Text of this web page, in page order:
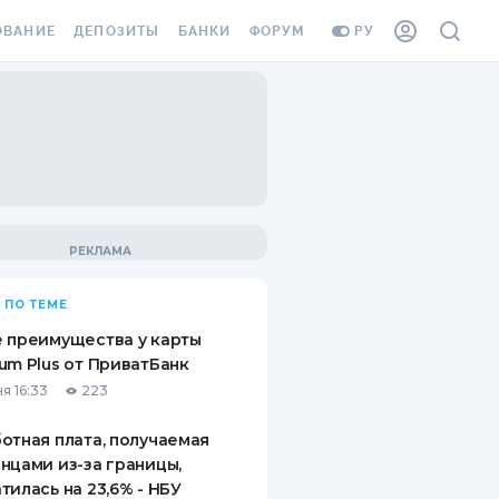
РУ
ВИНЬЕТКА
СОТРУДНИКОВ
ОТ
СЛУЧАЕВ
ДЕПОЗИТЫ
ВОПРОСЫ И ОТВЕТЫ
ПУТЕВОДИТЕЛИ ПО
БАНКИ ФОРУМ
ПО ТЕМЕ
преимущества у карты
Plus от ПриватБанк
16:33 223
плата, получаемая
из-за границы,
на 23,6% - НБУ